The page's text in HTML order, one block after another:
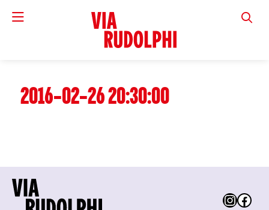
VIA
2016-02-26 20:30:00